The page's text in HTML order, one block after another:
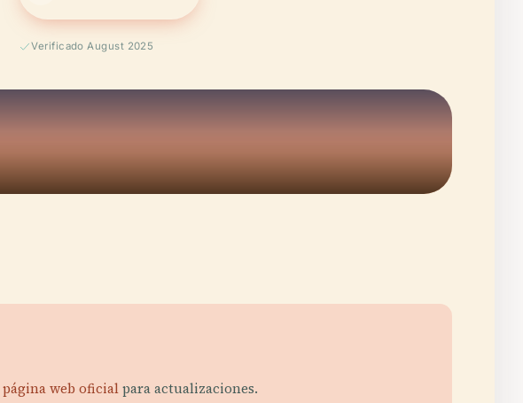
Verificado August 2025
página web oficialpara actualizaciones.